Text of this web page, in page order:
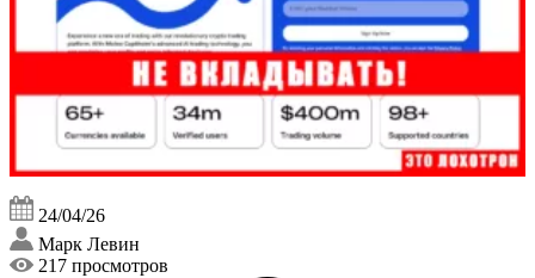
24/04/26
Марк Левин
217 просмотров